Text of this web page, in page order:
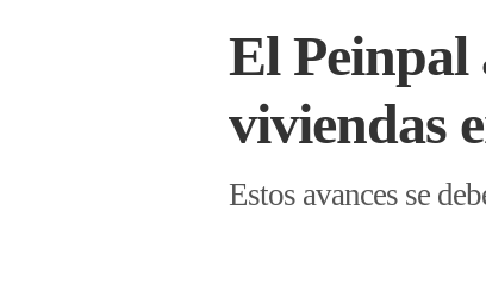
El Peinpal
viviendas
Estos avances se